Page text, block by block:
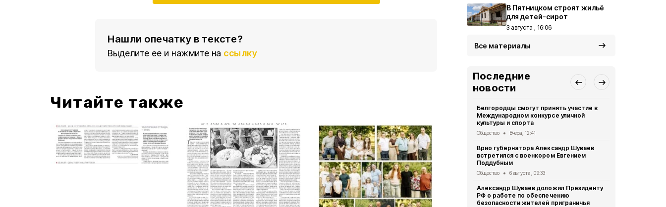
Нашли опечатку в тексте?
Выделите ее и нажмите на ссылку
Читайте также
В Пятницком строят жильё
для детей-сирот
3 августа , 16:06
Все материалы
Последние
новости
Белгородцы смогут принять участие в
Международном конкурсе уличной
культуры и спорта
Общество Вчера, 12:41
Врио губернатора Александр Шуваев
встретился с военкором Евгением
Поддубным
Общество 6 августа , 09:33
Александр Шуваев доложил Президенту
РФ о работе по обеспечению
безопасности жителей приграничья